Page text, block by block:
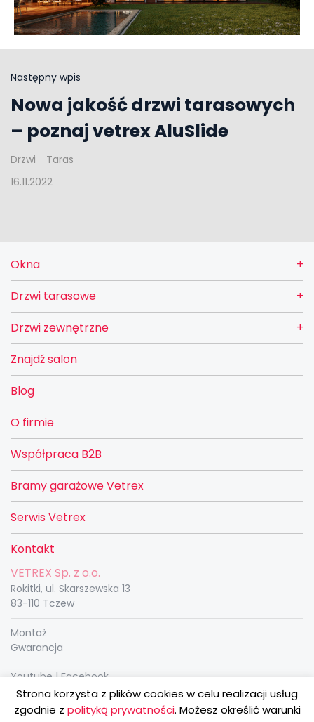
Następny wpis
Nowa jakość drzwi tarasowych
– poznaj vetrex AluSlide
Drzwi
Taras
16.11.2022
Okna
Drzwi tarasowe
Drzwi zewnętrzne
Znajdź salon
Blog
O firmie
Współpraca B2B
Bramy garażowe Vetrex
Serwis Vetrex
Kontakt
VETREX Sp. z o.o.
Rokitki, ul. Skarszewska 13
83-110 Tczew
Montaż
Gwarancja
Youtube | Facebook
vetrex@vetrex.eu
Strona korzysta z plików cookies w celu realizacji usług
zgodnie z polityką prywatności. Możesz określić warunki